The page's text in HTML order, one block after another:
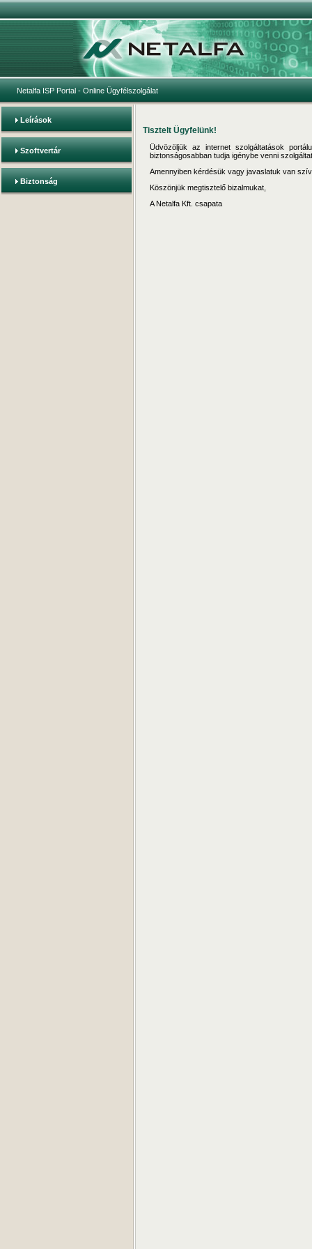
Netalfa ISP Portal - Online Ügyfélszolgálat
Leírások
Szoftvertár
Biztonság
Tisztelt Ügyfelünk!
Üdvözöljük az internet szolgáltatások
biztonságosabban tudja igénybe venni
Amennyiben kérdésük vagy javaslatuk van
Köszönjük megtisztelő bizalmukat,
A Netalfa Kft. csapata